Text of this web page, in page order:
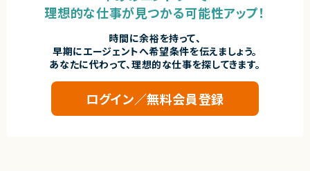
理想的な仕事が見つかる可能性アップ！
時間に余裕を持って、
早期にエージェントへ希望条件を伝えましょう。
あなたに代わって、理想的な仕事を探してきます。
ログイン／無料会員登録